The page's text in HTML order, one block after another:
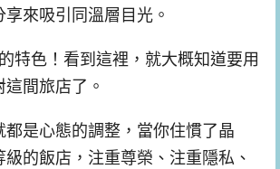
來吸引同溫層目光。
特色！看到這裡，就大概知道要用
間旅店了。
是心態的調整，當你住慣了晶
的飯店，注重尊榮、注重隱私、